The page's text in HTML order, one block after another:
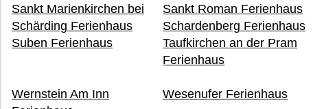
Sankt Marienkirchen bei
Schärding Ferienhaus
Sankt Roman Ferienhaus
Schardenberg Ferienhaus
Suben Ferienhaus
Taufkirchen an der Pram
Ferienhaus
Wernstein Am Inn
Wesenufer Ferienhaus